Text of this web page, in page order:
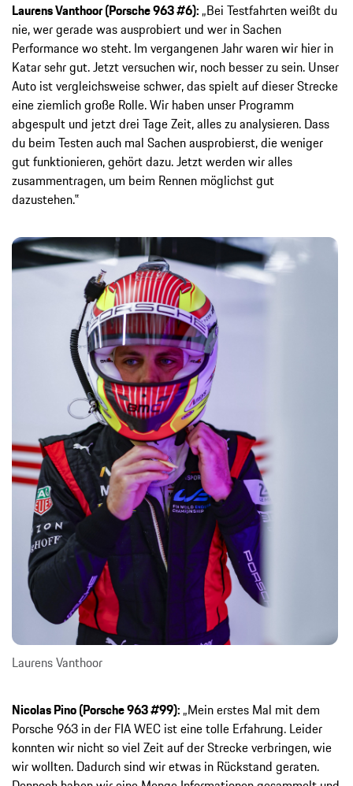
Laurens Vanthoor (Porsche 963 #6): „Bei Testfahrten weißt du
nie, wer gerade was ausprobiert und wer in Sachen
Performance wo steht. Im vergangenen Jahr waren wir hier in
Katar sehr gut. Jetzt versuchen wir, noch besser zu sein. Unser
Auto ist vergleichsweise schwer, das spielt auf dieser Strecke
eine ziemlich große Rolle. Wir haben unser Programm
abgespult und jetzt drei Tage Zeit, alles zu analysieren. Dass
du beim Testen auch mal Sachen ausprobierst, die weniger
gut funktionieren, gehört dazu. Jetzt werden wir alles
zusammentragen, um beim Rennen möglichst gut
dazustehen.‟
Laurens Vanthoor
Nicolas Pino (Porsche 963 #99): „Mein erstes Mal mit dem
Porsche 963 in der FIA WEC ist eine tolle Erfahrung. Leider
konnten wir nicht so viel Zeit auf der Strecke verbringen, wie
wir wollten. Dadurch sind wir etwas in Rückstand geraten.